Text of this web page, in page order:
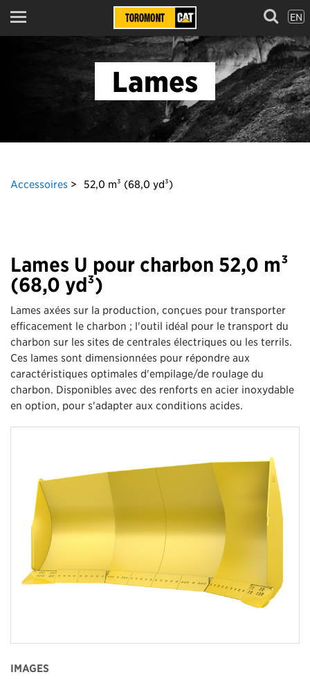
Menu EN
Lames
Accessoires 52,0 m³ (68,0 yd³)
Lames U pour charbon 52,0 m³
(68,0 yd³)
Lames axées sur la production, conçues pour transporter
efficacement le charbon ; l'outil idéal pour le transport du
charbon sur les sites de centrales électriques ou les terrils.
Ces lames sont dimensionnées pour répondre aux
caractéristiques optimales d'empilage/de roulage du
charbon. Disponibles avec des renforts en acier inoxydable
en option, pour s'adapter aux conditions acides.
IMAGES